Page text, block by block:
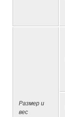
Размер и
вес